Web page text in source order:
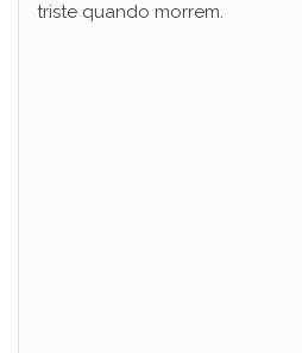
triste quando morrem.